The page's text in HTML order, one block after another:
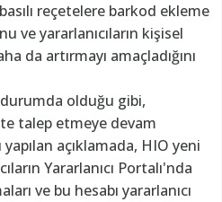
reçetelere barkod ekleme
ve yararlanıcıların kişisel
da artırmayı amaçladığını
olduğu gibi,
talep etmeye devam
açıklamada, HIO yeni
Yararlanıcı Portalı'nda
ve bu hesabı yararlanıcı